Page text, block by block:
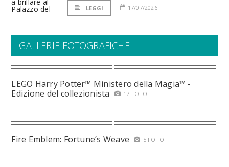
LEGGI 17/07/2026
GALLERIE FOTOGRAFICHE
LEGO Harry Potter™ Ministero della Magia™ -
Edizione del collezionista
17 FOTO
Fire Emblem: Fortune’s Weave 5 FOTO